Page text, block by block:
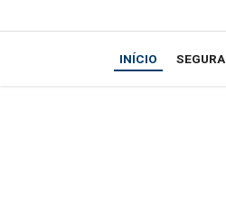
única
INÍCIO